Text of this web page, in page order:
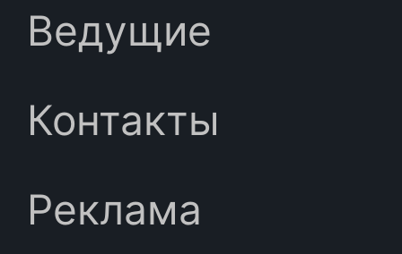
Ведущие
Контакты
Реклама